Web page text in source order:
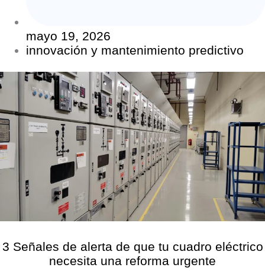
mayo 19, 2026
innovación y mantenimiento predictivo
3 Señales de alerta de que tu cuadro eléctrico
necesita una reforma urgente